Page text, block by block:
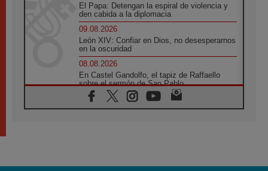
El Papa: Detengan la espiral de violencia y
den cabida a la diplomacia
09.08.2026
León XIV: Confiar en Dios, no desesperarnos
en la oscuridad
08.08.2026
En Castel Gandolfo, el tapiz de Raffaello
sobre el sermón de San Pablo
08.08.2026
En Colombia, «la paz no se compra con una
08.08.2026